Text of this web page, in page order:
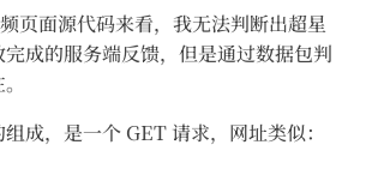
页面源代码来看，我无法判断出超星
成的服务端反馈，但是通过数据包判
成，是一个 GET 请求，网址类似：